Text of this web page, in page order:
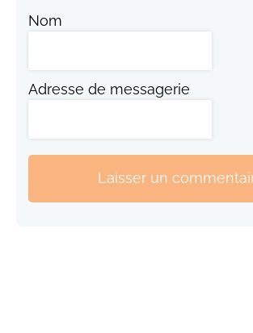
Nom
Adresse de messagerie
Laisser un